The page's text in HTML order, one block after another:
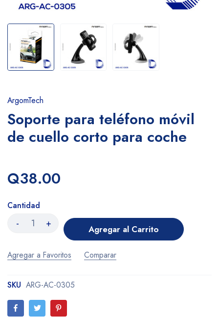
ArgomTech
Soporte para teléfono móvil
de cuello corto para coche
Q38.00
Cantidad
- + Agregar al Carrito
Agregar a Favoritos Comparar
SKU ARG-AC-0305